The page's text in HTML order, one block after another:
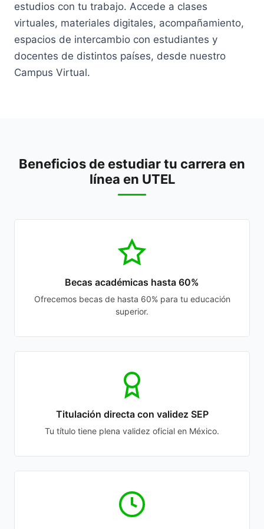
estudios con tu trabajo. Accede a clases
virtuales, materiales digitales, acompañamiento,
espacios de intercambio con estudiantes y
docentes de distintos países, desde nuestro
Campus Virtual.
Beneficios de estudiar tu carrera en
línea en UTEL
Becas académicas hasta 60%
Ofrecemos becas de hasta 60% para tu educación
superior.
Titulación directa con validez SEP
Tu título tiene plena validez oficial en México.